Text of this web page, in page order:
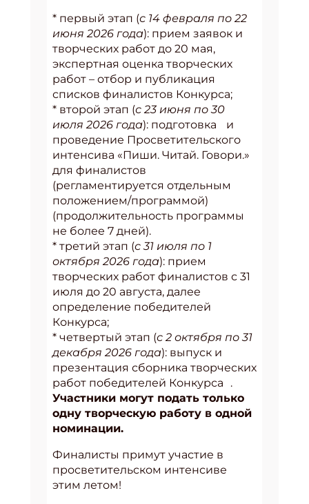
* первый этап (с 14 февраля по 22
июня 2026 года): прием заявок и
творческих работ до 20 мая,
экспертная оценка творческих
работ – отбор и публикация
списков финалистов Конкурса;
* второй этап (с 23 июня по 30
июля 2026 года): подготовка и
проведение Просветительского
интенсива «Пиши. Читай. Говори.»
для финалистов
(регламентируется отдельным
положением/программой)
(продолжительность программы
не более 7 дней).
* третий этап (с 31 июля по 1
октября 2026 года): прием
творческих работ финалистов с 31
июля до 20 августа, далее
определение победителей
Конкурса;
* четвертый этап (с 2 октября по 31
декабря 2026 года): выпуск и
презентация сборника творческих
работ победителей Конкурса .
Участники могут подать только
одну творческую работу в одной
номинации.
Финалисты примут участие в
просветительском интенсиве
этим летом!